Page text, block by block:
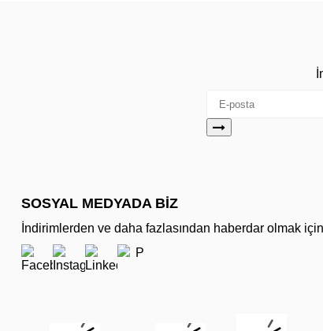
SOSYAL MEDYADA BİZ
İndirimlerden ve daha fazlasından haberdar olmak için